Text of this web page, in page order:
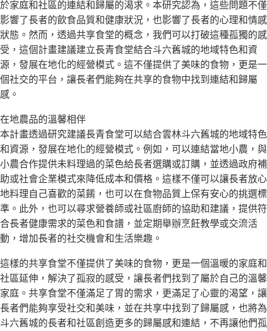
於家庭和社區的連結和歸屬的渴求。本研究認為，這些問題不僅
影響了長者的飲食品質和健康狀況，也影響了長者的心理和情感
狀態。然而，透過共享食堂的概念，我們可以打破這種孤獨的感
受，這個計畫建議建立長青食堂結合斗六舊城的地域特色和資
源，發展在地化的經營模式。這不僅提供了美味的食物，更是一
個社交的平台，讓長者們能夠在共享的食物中找到連結和歸屬
感。
在地農品的溫馨相伴
本計畫透過研究建議長青食堂可以結合雲林斗六舊城的地域特色
和資源，發展在地化的經營模式。例如，可以連結當地小農，與
小農合作提供未料理過的菜色給長者選購或訂購，並透過政府補
助或社會企業模式來降低成本和價格。這樣不僅可以讓長者放心
地料理自己喜歡的菜餚，也可以在食物品質上保有安心的挑選標
準。此外，也可以尋求營養師或社區廚師的協助和建議，提供符
合長者健康需求的菜色和食譜，並定期舉辦烹飪教學或交流活
動，增加長者的社交機會和生活樂趣。
這樣的共享食堂不僅提供了美味的食物，更是一個溫暖的家庭和
社區延伸，解決了孤寂的感受，讓長者們找到了屬於自己的溫馨
家庭。共享食堂不僅滿足了胃的需求，更滿足了心靈的渴望，讓
長者們能夠享受社交和美味，並在共享中找到了歸屬感，也將為
斗六舊城的長者和社區創造更多的歸屬感和連結，不再讓他們孤